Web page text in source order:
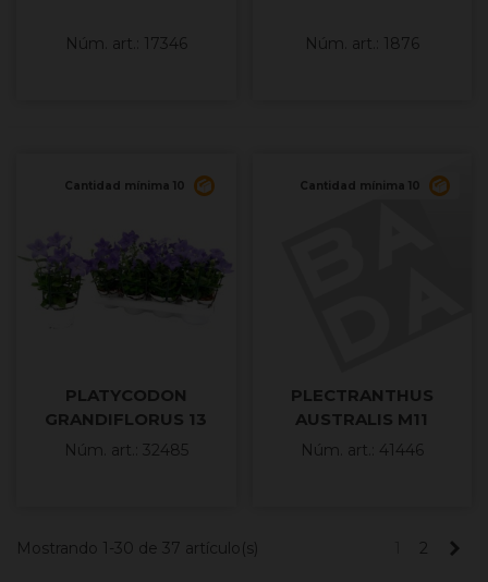
Núm. art.: 17346 Núm. art.: 1876
Cantidad mínima 10
PLATYCODON
GRANDIFLORUS 13
Núm. art.: 32485
Cantidad mínima 10
PLECTRANTHUS
AUSTRALIS M11
Núm. art.: 41446
Mostrando 1-30 de 37 artículo(s) 2